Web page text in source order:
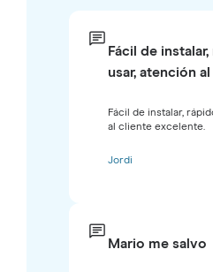
Fácil de
usar, atención
Fácil de instalar,
al cliente excelente.
Jordi
Mario me salvo